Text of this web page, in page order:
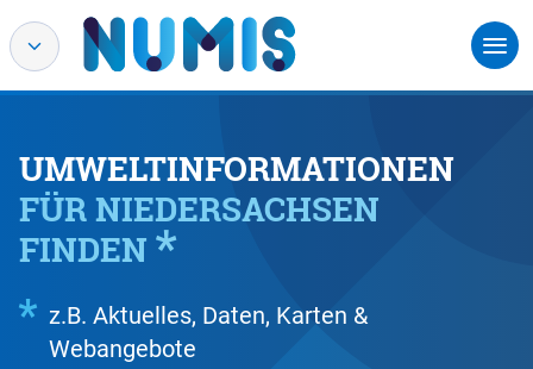
UMWELTINFORMATIONEN
FÜR NIEDERSACHSEN
FINDEN
z.B. Aktuelles, Daten, Karten &
Webangebote